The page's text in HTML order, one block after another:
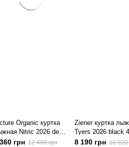
Organic куртка
Nitric 2026 deep
Mгрн 12 480 грн
Ziener куртка
Tyers 2026 black
8 190 грн 10 920